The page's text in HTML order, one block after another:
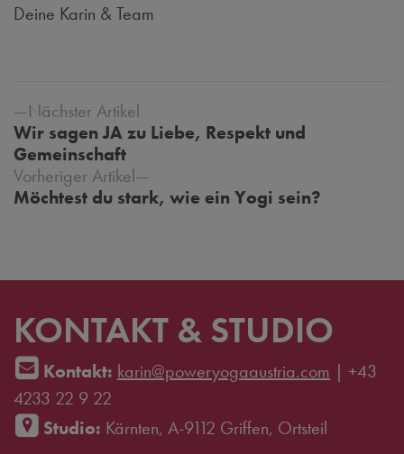
Deine Karin & Team
Beitrags-Navigation
Nächster Artikel
Wir sagen JA zu Liebe, Respekt und
Gemeinschaft
Vorheriger Artikel
Möchtest du stark, wie ein Yogi sein?
KONTAKT & STUDIO
Kontakt: karin@poweryogaaustria.com | +43
4233 22 9 22
Studio: Kärnten, A-9112 Griffen, Ortsteil